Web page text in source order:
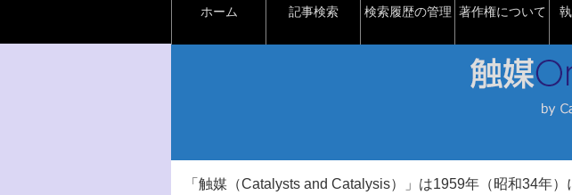
ホーム 記事検索 検索履歴の管理 著作権について
「触媒（Catalysts and Catalysis）」は1959年（昭和34年